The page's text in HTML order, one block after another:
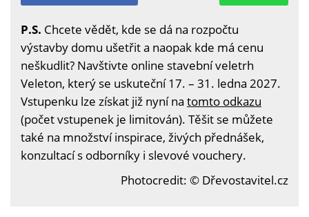
P.S. Chcete vědět, kde se dá na rozpočtu
výstavby domu ušetřit a naopak kde má cenu
neškudlit? Navštivte online stavební veletrh
Veleton, který se uskuteční 17. – 31. ledna 2027.
Vstupenku lze získat již nyní na tomto odkazu
(počet vstupenek je limitován). Těšit se můžete
také na množství inspirace, živých přednášek,
konzultací s odborníky i slevové vouchery.
Photocredit: © Dřevostavitel.cz